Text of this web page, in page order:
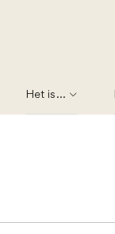
Het is...